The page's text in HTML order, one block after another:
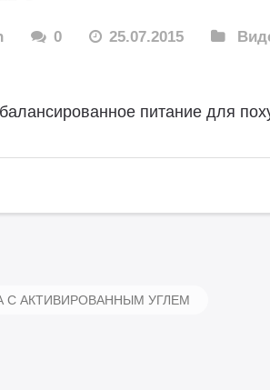
0 25.07.2015
балансированное питание для
С АКТИВИРОВАННЫМ УГЛЕМ